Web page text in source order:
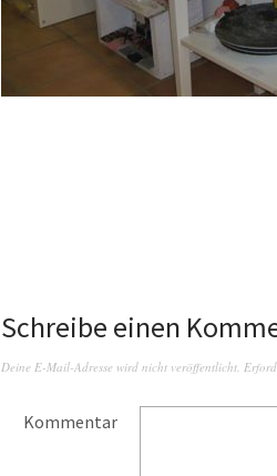
Schreibe einen
Deine E-Mail-Adresse wird nicht veröffentlicht.
Kommentar